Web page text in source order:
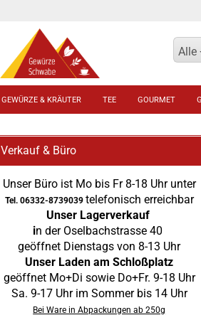
Alle
GEWÜRZE & KRÄUTER TEE GOURMET
Verkauf & Büro
Unser Büro ist Mo bis Fr 8-18 Uhr unter
Tel. 06332-8739039 telefonisch erreichbar
Unser Lagerverkauf
in der Oselbachstrasse 40
geöffnet Dienstags von 8-13 Uhr
Unser Laden am Schloßplatz
geöffnet Mo+Di sowie Do+Fr. 9-18 Uhr
Sa. 9-17 Uhr im Sommer bis 14 Uhr
Bei Ware in Abpackungen ab 250g